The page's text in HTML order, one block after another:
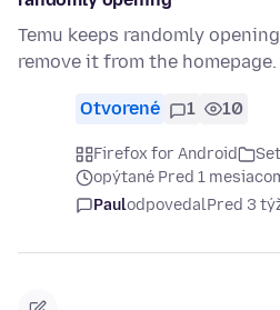
Temu keeps randomly
remove it from the homepage.
Otvorené 1 10
Firefox for Android
opýtané Pred 1
PaulodpovedalPred 3